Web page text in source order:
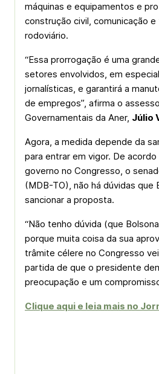
máquinas e equipamentos e
construção civil, comunicação
rodoviário.
“Essa prorrogação é uma
setores envolvidos, em
jornalísticas, e garantirá a
de empregos”, afirma o
Governamentais da Aner, Júlio
Agora, a medida depende da
para entrar em vigor. De
governo no Congresso, o
(MDB-TO), não há dúvidas que
sancionar a proposta.
“Não tenho dúvida (que
porque muita coisa da sua
trâmite célere no Congresso
partida de que o presidente
preocupação e um
Clique aqui e leia mais no